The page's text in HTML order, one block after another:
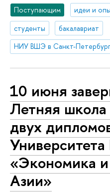
Поступающим
идеи и
студенты
бакалавриат
НИУ ВШЭ в Санкт-
10 июня
Летняя
двух
«Экономика
Азии»